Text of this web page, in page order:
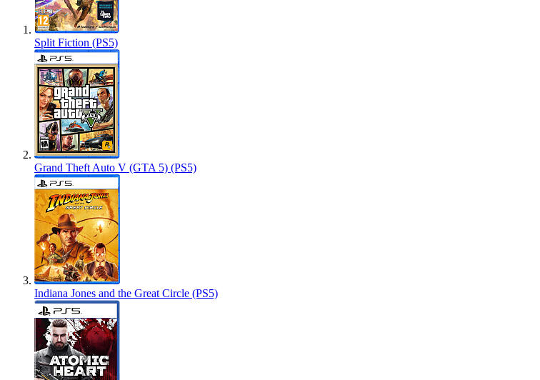
Split Fiction (PS5)
Grand Theft Auto V (GTA 5) (PS5)
Indiana Jones and the Great Circle (PS5)